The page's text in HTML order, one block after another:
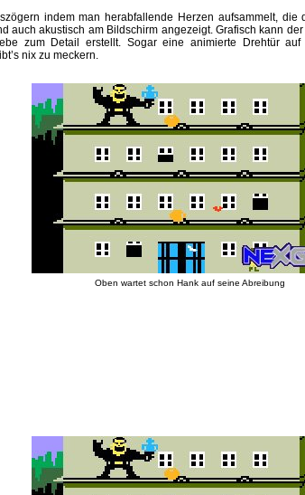
indem man herabfallende Herzen aufsammelt,
auch akustisch am Bildschirm angezeigt. Grafisch kann
zum Detail erstellt. Sogar eine animierte Drehtür
nix zu meckern.
Oben wartet schon Hank auf seine Abreibung